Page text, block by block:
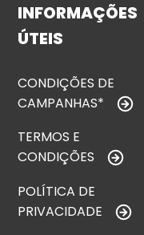
INFORMAÇÕES
ÚTEIS
CONDIÇÕES DE
CAMPANHAS*
TERMOS E
CONDIÇÕES
POLÍTICA DE
PRIVACIDADE